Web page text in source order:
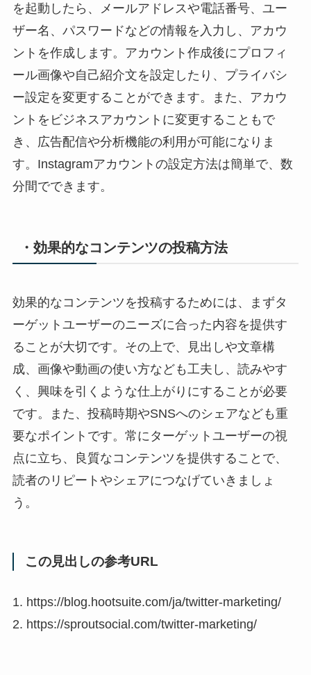
を起動したら、メールアドレスや電話番号、ユー
ザー名、パスワードなどの情報を入力し、アカウ
ントを作成します。アカウント作成後にプロフィ
ール画像や自己紹介文を設定したり、プライバシ
ー設定を変更することができます。また、アカウ
ントをビジネスアカウントに変更することもで
き、広告配信や分析機能の利用が可能になりま
す。Instagramアカウントの設定方法は簡単で、数
分間でできます。
・効果的なコンテンツの投稿方法
効果的なコンテンツを投稿するためには、まずタ
ーゲットユーザーのニーズに合った内容を提供す
ることが大切です。その上で、見出しや文章構
成、画像や動画の使い方なども工夫し、読みやす
く、興味を引くような仕上がりにすることが必要
です。また、投稿時期やSNSへのシェアなども重
要なポイントです。常にターゲットユーザーの視
点に立ち、良質なコンテンツを提供することで、
読者のリピートやシェアにつなげていきましょ
う。
この見出しの参考URL
1. https://blog.hootsuite.com/ja/twitter-marketing/
2. https://sproutsocial.com/twitter-marketing/